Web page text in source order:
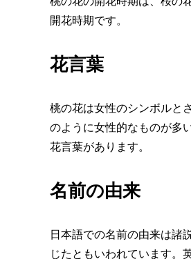
開花時期です。
花言葉
桃の花は女性のシンボルと
のように女性的なものが多
花言葉があります。
名前の由来
日本語での名前の由来は諸
じたともいわれています。